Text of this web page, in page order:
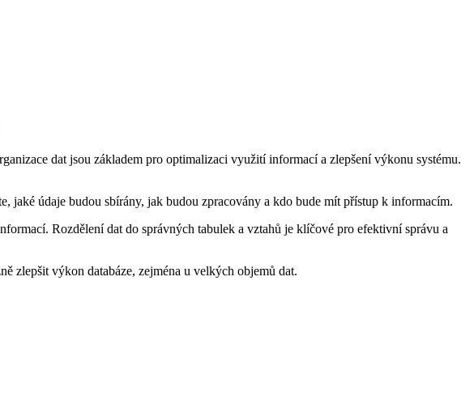
dat jsou základem pro optimalizaci využití informací a zlepšení výkonu systému.
jaké údaje budou sbírány, jak budou zpracovány a kdo bude mít přístup k informacím.
Rozdělení dat do správných tabulek a vztahů je klíčové pro efektivní správu a
zlepšit výkon databáze, zejména u velkých objemů dat.